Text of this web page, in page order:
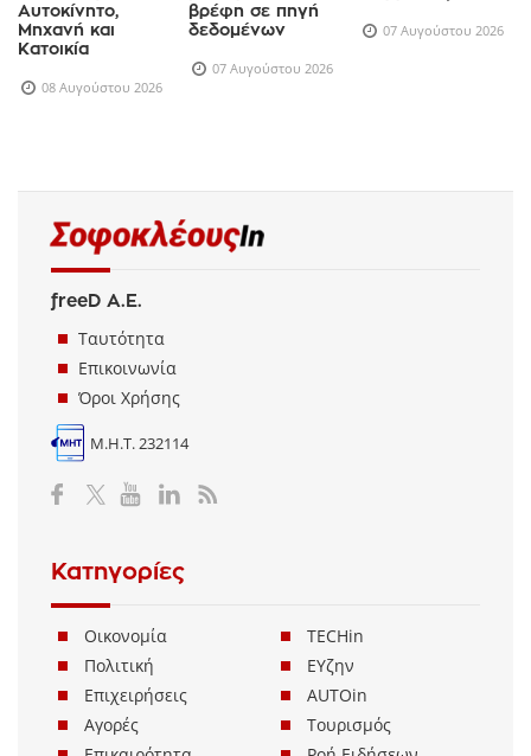
Αυτοκίνητο,
Μηχανή και
Κατοικία
08 Αυγούστου 2026
βρέφη σε πηγή
δεδομένων
07 Αυγούστου 2026
07 Αυγούστου 2026
freeD Α.Ε.
Ταυτότητα
Επικοινωνία
Όροι Χρήσης
Μ.Η.Τ. 232114
Κατηγορίες
Οικονομία
Πολιτική
Επιχειρήσεις
Αγορές
TECHin
ΕΥζην
AUTOin
Τουρισμός